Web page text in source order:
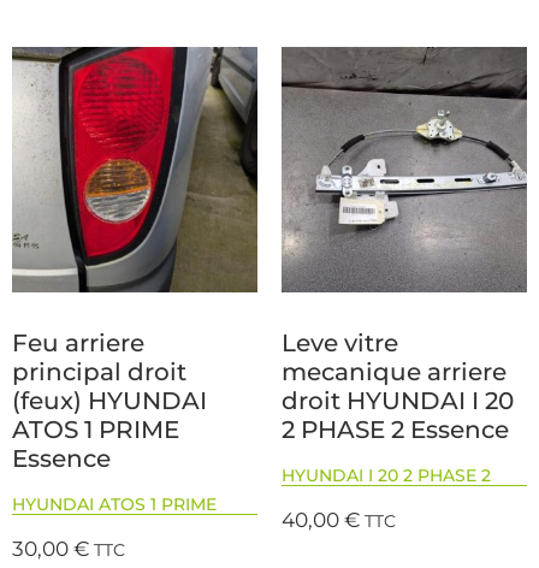
Feu arriere
principal droit
(feux) HYUNDAI
ATOS 1 PRIME
Essence
HYUNDAI ATOS 1 PRIME
30,00€ TTC
Leve vitre
mecanique arriere
droit HYUNDAI I 20
2 PHASE 2 Essence
HYUNDAI I 20 2 PHASE 2
40,00€ TTC